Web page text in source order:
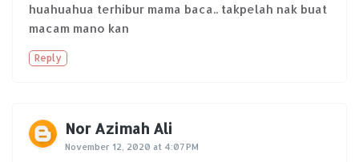
huahuahua terhibur mama baca.. takpelah nak buat
macam mano kan
Reply
Nor Azimah Ali
November 12, 2020 at 4:07 PM